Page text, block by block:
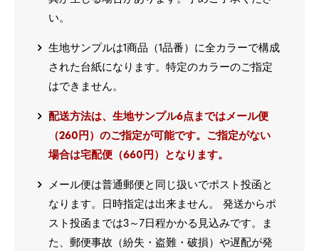
い。
生地サンプルは1商品（1品番）に全カラーで構成
された台紙になります。特定のカラーのご指定
はできません。
配送方法は、生地サンプル6点まではメール便
（260円）のご指定が可能です。ご指定がない
場合は宅配便（660円）となります。
メール便は普通郵便と同じ扱いでポスト投函と
なります。日時指定は出来ません。 発送からポ
スト投函までは3～7日程かかる見込みです。ま
た、郵便事故（紛失・盗難・破損）や遅配が発